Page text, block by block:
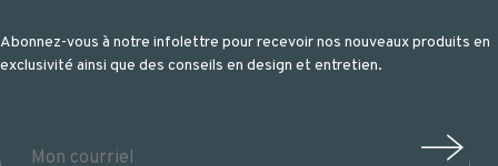
Abonnez-vous à notre infolettre pour recevoir nos nouveaux produits en
exclusivité ainsi que des conseils en design et entretien.